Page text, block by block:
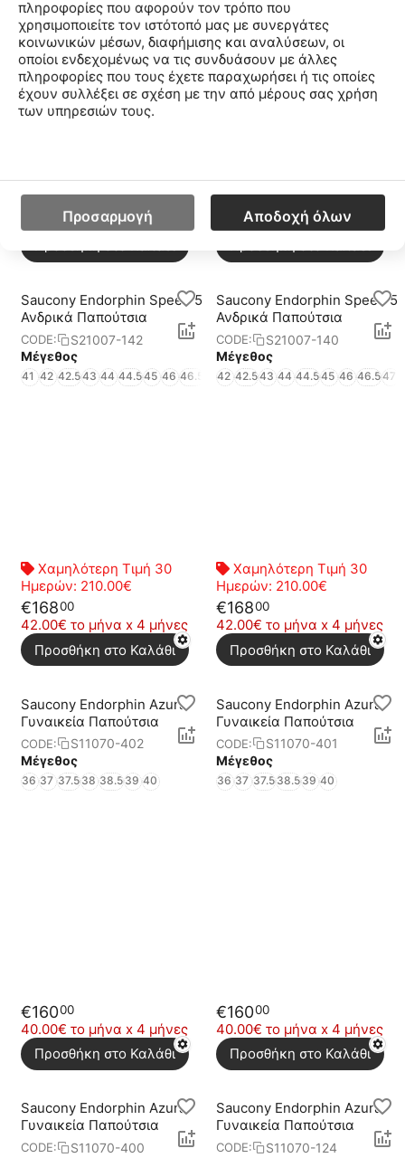
€
52.50€ το μήνα x 4 μήνες
Ημερών:210.00€
42.00€ το μήνα x 4 μήνες
Saucony Endorphin Speed 5
Ανδρικά Παπούτσια
CODE:
S21007-142
Μέγεθος
41 42 42.543 44 44.545 46 46.5 47 48 49
Χαμηλότερη Τιμή 30
Ημερών: 210.00€
€16800
42.00€ το μήνα x 4 μήνες
Προσθήκη στο Καλάθι
Saucony Endorphin Speed 5
Ανδρικά Παπούτσια
CODE:
S21007-140
Μέγεθος
42 42.543 44 44.545 46 46.547
Χαμηλότερη Τιμή 30
Ημερών: 210.00€
€16800
42.00€ το μήνα x 4 μήνες
Προσθήκη στο Καλάθι
Saucony Endorphin Azura
Γυναικεία Παπούτσια
CODE:
S11070-402
Μέγεθος
36 37 37.538 38.539 40
€16000
40.00€ το μήνα x 4 μήνες
Προσθήκη στο Καλάθι
Saucony Endorphin Azura
Γυναικεία Παπούτσια
CODE:
S11070-401
Μέγεθος
36 37 37.5 38.5 39 40
€16000
40.00€ το μήνα x 4 μήνες
Προσθήκη στο Καλάθι
Saucony Endorphin Azura
Γυναικεία Παπούτσια
CODE:
S11070-400
Saucony Endorphin Azura
Γυναικεία Παπούτσια
CODE:
S11070-124
πληροφορίες που αφορούν τον τρόπο που
χρησιμοποιείτε τον ιστότοπό μας με συνεργάτες
κοινωνικών μέσων, διαφήμισης και αναλύσεων, οι
οποίοι ενδεχομένως να τις συνδυάσουν με άλλες
πληροφορίες που τους έχετε παραχωρήσει ή τις οποίες
έχουν συλλέξει σε σχέση με την από μέρους σας χρήση
των υπηρεσιών τους.
Προσαρμογή Αποδοχή όλων